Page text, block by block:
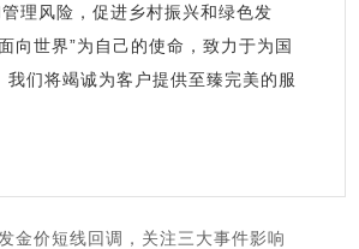
理风险，促进乡村振兴和绿色发
向世界”为自己的使命，致力于为国
们将竭诚为客户提供至臻完美的服
金价短线回调，关注三大事件影响